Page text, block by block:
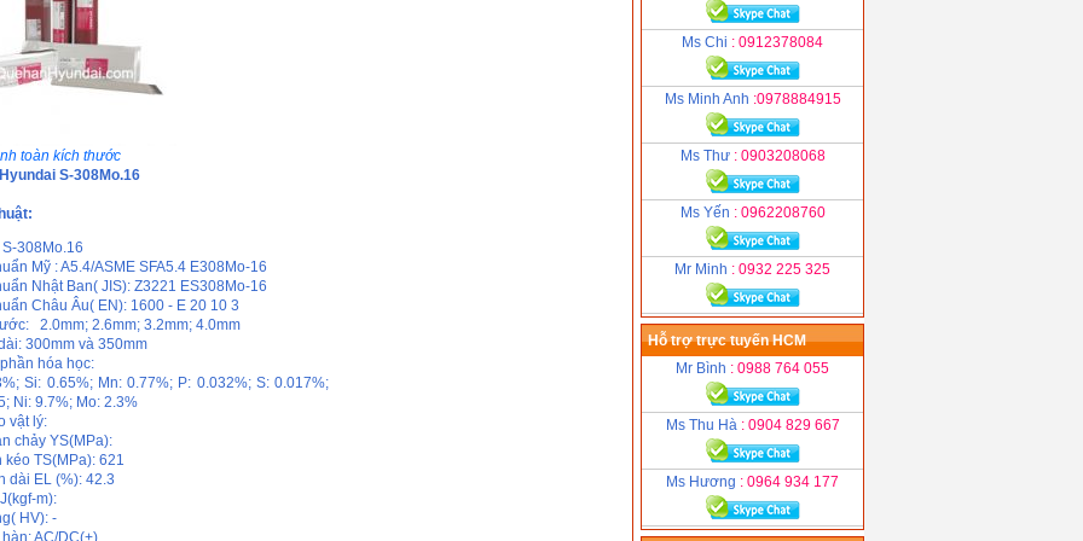
toàn kích thước
S-308Mo.16
308Mo.16
Mỹ : A5.4/ASME SFA5.4 E308Mo-16
Nhật Ban( JIS): Z3221 ES308Mo-16
Châu Âu( EN): 1600 - E 20 10 3
2.0mm; 2.6mm; 3.2mm; 4.0mm
300mm và 350mm
hóa học:
Si: 0.65%; Mn: 0.77%; P: 0.032%; S: 0.017%;
Ni: 9.7%; Mo: 2.3%
vật lý:
chảy YS(MPa):
TS(MPa): 621
dài EL (%): 42.3
m):
HV): -
AC/DC(+)
Ms Chi : 0912378084
Ms Minh Anh :0978884915
Ms Thư : 0903208068
Ms Yến : 0962208760
Mr Minh : 0932 225 325
Hỗ trợ trực tuyến HCM
Mr Bình : 0988 764 055
Ms Thu Hà : 0904 829 667
Ms Hương : 0964 934 177